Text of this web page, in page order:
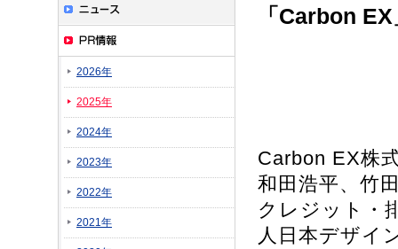
「Carbon
Carbon EX株
和田浩平、竹
クレジット・
人日本デザイ
2026年
2025年
2024年
2023年
2022年
2021年